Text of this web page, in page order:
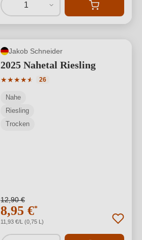
1
Jakob Schneider
2025 Nahetal Riesling
★★★★★
★
Durchschnittliche Bewertung von 4.77
26
Nahe
Riesling
Trocken
12,90 €
8,95 €*
11,93 €/L (0,75 L)